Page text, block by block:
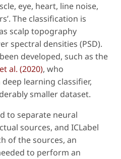
eye, heart, line noise,
The classification is
scalp topography
spectral densities (PSD).
developed, such as the
et al. (2020), who
learning classifier,
smaller dataset.
to separate neural
sources, and ICLabel
of the sources, an
to perform an